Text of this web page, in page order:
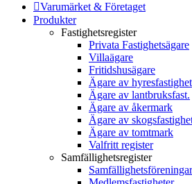
Varumärket & Företaget
Produkter
Fastighetsregister
Privata Fastighetsägare
Villaägare
Fritidshusägare
Ägare av hyresfastighet
Ägare av lantbruksfast.
Ägare av åkermark
Ägare av
Ägare av tomtmark
Valfritt register
Samfällighetsregister
Samfällighetsföreningar